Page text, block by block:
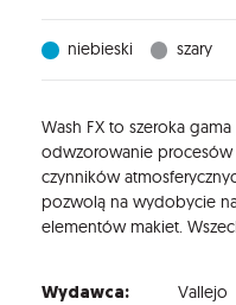
niebieski szary
Wash FX to szeroka
odwzorowanie procesów
czynników
pozwolą na wydobycie
Wydawca: Vallejo